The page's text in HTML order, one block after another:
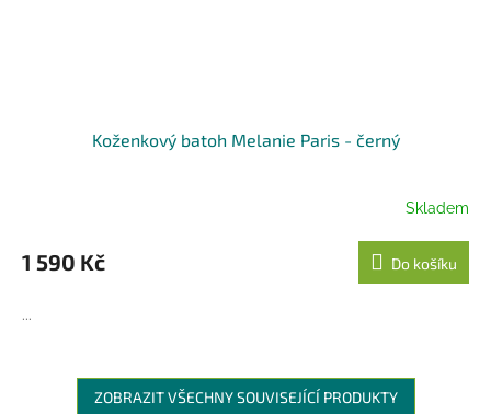
Koženkový batoh Melanie Paris - černý
Skladem
1 590 Kč Do košíku
...
ZOBRAZIT VŠECHNY SOUVISEJÍCÍ PRODUKTY